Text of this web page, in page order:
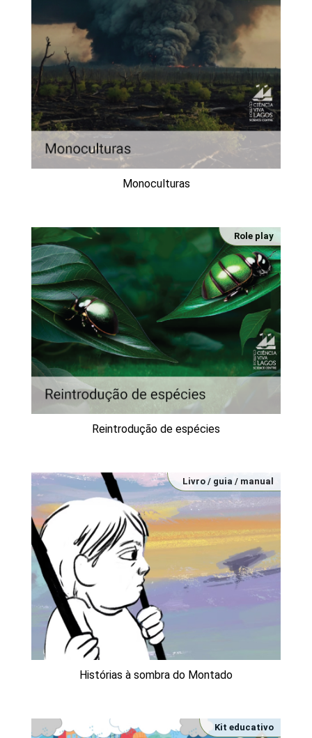
Monoculturas
Reintrodução de espécies
Role play
Histórias à sombra do Montado
Livro / guia / manual
Kit educativo